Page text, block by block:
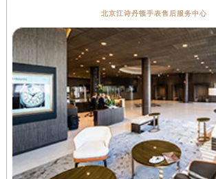
北京江诗丹顿手表售后服务中心